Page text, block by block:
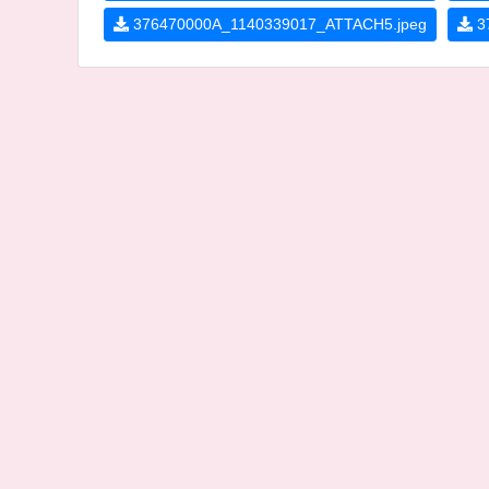
376470000A_1140339017_ATTACH5.jpeg